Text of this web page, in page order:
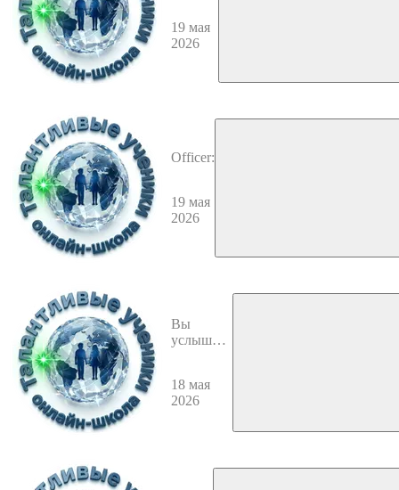
19 мая
2026
Officer:
19 мая
2026
Вы
услышите
по имени
Люси о её
18 мая
2026